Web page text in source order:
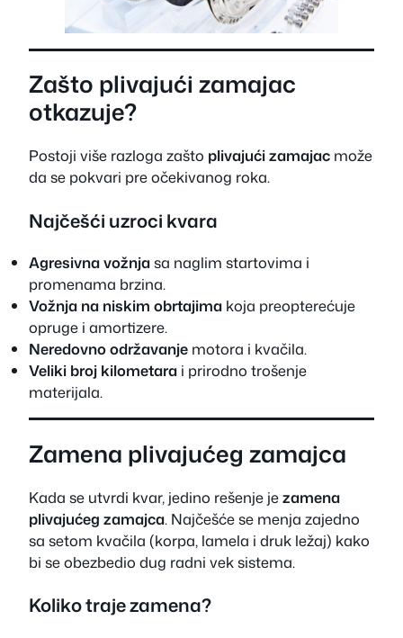
Zašto plivajući zamajac
otkazuje?
Postoji više razloga zašto plivajući zamajac može
da se pokvari pre očekivanog roka.
Najčešći uzroci kvara
Agresivna vožnjasa naglim startovima i
promenama brzina.
Vožnja na niskim obrtajima koja preopterećuje
opruge i amortizere.
Neredovno održavanje motora i kvačila.
Veliki broj kilometara i prirodno trošenje
materijala.
Zamena plivajućeg zamajca
Kada se utvrdi kvar, jedino rešenje jezamena
plivajućeg zamajca. Najčešće se menja zajedno
sa setom kvačila (korpa, lamela i druk ležaj) kako
bi se obezbedio dug radni vek sistema.
Koliko traje zamena?